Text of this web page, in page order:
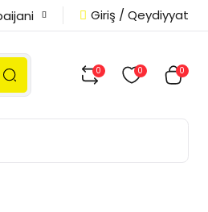
Giriş / Qeydiyyat
0 0 0